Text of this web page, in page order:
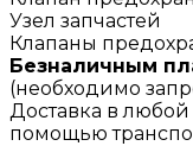
Узел запчастей
Клапаны
Безналичным
(необходимо
Доставка в
помощью